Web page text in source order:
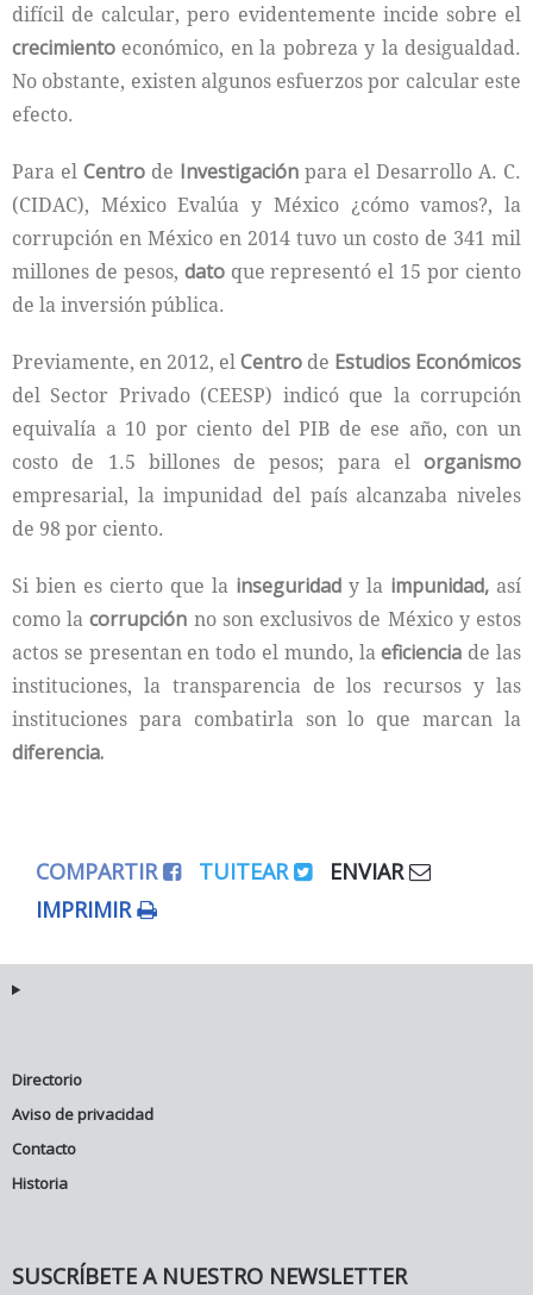
difícil de calcular, pero evidentemente incide sobre el
crecimiento económico, en la pobreza y la desigualdad.
No obstante, existen algunos esfuerzos por calcular este
efecto.
Para el Centro de Investigación para el Desarrollo A. C.
(CIDAC), México Evalúa y México ¿cómo vamos?, la
corrupción en México en 2014 tuvo un costo de 341 mil
millones de pesos, datoque representó el 15 por ciento
de la inversión pública.
Previamente, en 2012, elCentro de Estudios Económicos
del Sector Privado (CEESP) indicó que la corrupción
equivalía a 10 por ciento del PIB de ese año, con un
costo de 1.5 billones de pesos; para el organismo
empresarial, la impunidad del país alcanzaba niveles
de 98 por ciento.
Si bien es cierto que la inseguridad y la impunidad, así
como lacorrupción no son exclusivos de México y estos
actos se presentan en todo el mundo, laeficiencia de las
instituciones, la transparencia de los recursos y las
instituciones para combatirla son lo que marcan la
diferencia.
COMPARTIR TUITEAR
ENVIAR
IMPRIMIR
Directorio
Aviso de privacidad
Contacto
Historia
SUSCRÍBETE A NUESTRO NEWSLETTER